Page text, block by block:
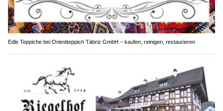
Edle Teppiche bei Orientteppich Täbriz GmbH – kaufen, reinigen, restaurieren